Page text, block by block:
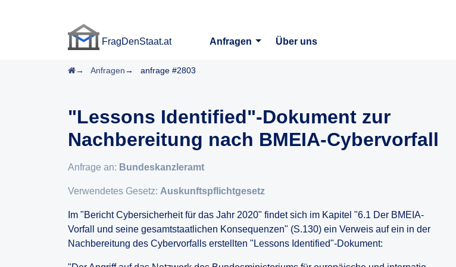
FragDenStaat.at
Anfragen
Über uns
Startseite
Anfragen anfrage #2803
"Lessons Identified"-Dokument zur
Nachbereitung nach BMEIA-Cybervorfall
Anfrage an: Bundeskanzleramt
Verwendetes Gesetz: Auskunftspflichtgesetz
Im "Bericht Cybersicherheit für das Jahr 2020" findet sich im Kapitel "6.1 Der BMEIA-
Vorfall und seine gesamtstaatlichen ­Konsequenzen" (S.130) ein Verweis auf ein in der
Nachbereitung des Cybervorfalls erstellten "Lessons Identified"-Dokument: